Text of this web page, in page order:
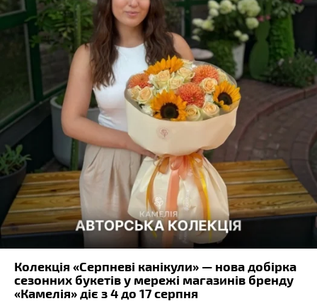
Колекція «Серпневі канікули» — нова добірка
сезонних букетів у мережі магазинів бренду
«Камелія» діє з 4 до 17 серпня